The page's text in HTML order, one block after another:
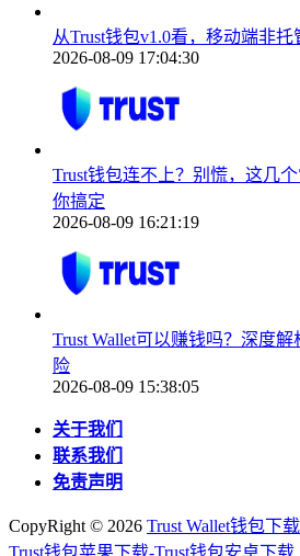
从Trust钱包v1.0看，移动端非
2026-08-09 17:04:30
Trust钱包连不上？别慌，这几
你搞定
2026-08-09 16:21:19
Trust Wallet可以赚钱吗？深度
险
2026-08-09 15:38:05
关于我们
联系我们
免责声明
CopyRight © 2026 Trust Wallet钱包下